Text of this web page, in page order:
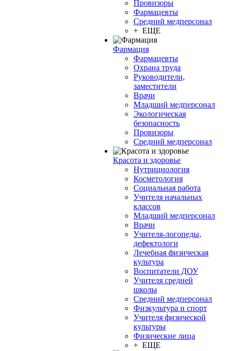
Провизоры
Фармацевты
Средний медперсонал
+ ЕЩЕ
Фармация
Фармацевты
Охрана труда
Руководители,
заместители
Врачи
Младший медперсонал
Экологическая
безопасность
Провизоры
Средний медперсонал
Красота и здоровье
Нутрициология
Косметология
Социальная работа
Учителя начальных
классов
Младший медперсонал
Врачи
Учителя-логопеды,
дефектологи
Лечебная физическая
культура
Воспитатели ДОУ
Учителя средней
школы
Средний медперсонал
Физкультура и спорт
Учителя физической
культуры
Физические лица
+ ЕЩЕ